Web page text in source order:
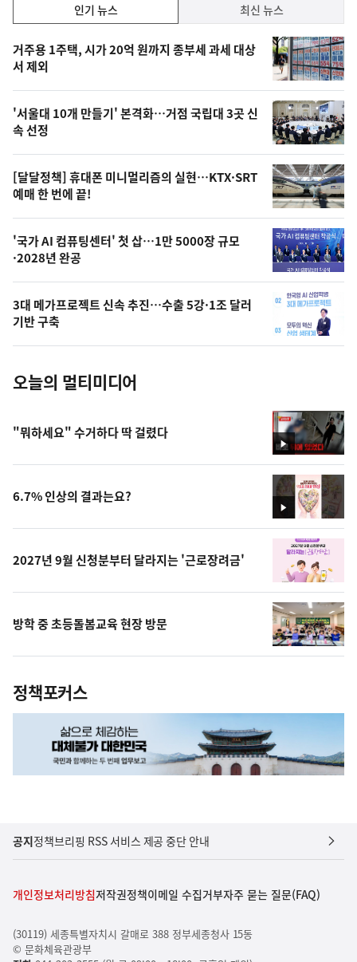
기,
최
신,
오
늘
의
영
상
오
의
사
진
인기 뉴스 최신 뉴스
기
뉴
스
거주용 1주택, 시가 20억 원까지 종부세 과세 대상
서 제외
'서울대 10개 만들기' 본격화…거점 국립대 3곳 신
속 선정
[달달정책] 휴대폰 미니멀리즘의 실현…KTX·SRT
예매 한 번에 끝!
'국가 AI 컴퓨팅센터' 첫 삽…1만 5000장 규모
·2028년 완공
3대 메가프로젝트 신속 추진…수출 5강·1조 달러
기반 구축
오늘의 멀티미디어
영
상
"뭐하세요" 수거하다 딱 걸렸다
영
상
6.7% 인상의 결과는요?
2027년 9월 신청분부터 달라지는 '근로장려금'
방학 중 초등돌봄교육 현장 방문
정책포커스
공지정책브리핑 RSS 서비스 제공 중단 안내
개인정보처리방침저작권정책이메일 수집거부자주 묻는 질문(FAQ)
(30119) 세종특별자치시 갈매로 388 정부세종청사 15동
© 문화체육관광부